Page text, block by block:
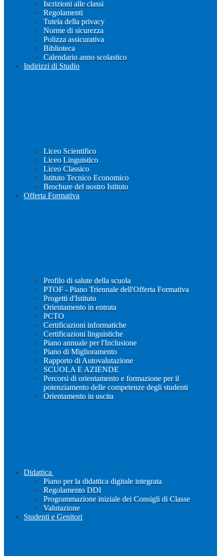
Iscrizioni alle classi
Regolamenti
Tutela della privacy
Norme di sicurezza
Polizza assicurativa
Biblioteca
Calendario anno scolastico
Indirizzi di Studio
Liceo Scientifico
Liceo Linguistico
Liceo Classico
Istituto Tecnico Economico
Brochure del nostro Istituto
Offerta Formativa
Profilo di salute della scuola
PTOF - Piano Triennale dell'Offerta Formativa
Progetti d'Istituto
Orientamento in entrata
PCTO
Certificazioni informatiche
Certificazioni linguistiche
Piano annuale per l'Inclusione
Piano di Miglioramento
Rapporto di Autovalutazione
SCUOLA E AZIENDE
Percorsi di orientamento e formazione per il
potenziamento delle competenze degli studenti
Orientamento in uscita
Didattica
Piano per la didattica digitale integrata
Regolamento DDI
Programmazione iniziale dei Consigli di Classe
Valutazione
Studenti e Genitori